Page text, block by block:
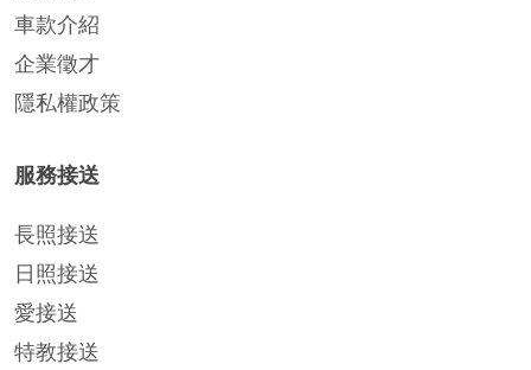
車款介紹
企業徵才
隱私權政策
服務接送
長照接送
日照接送
愛接送
特教接送